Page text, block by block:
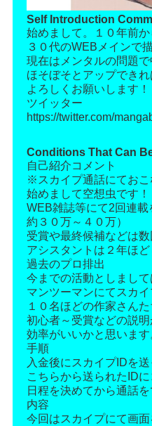
Self Introduction
始めまして。１０年前
３０代のWEBメインで
現在はメンタルの問題
ほそぼそとアップできれ
よろしくお願いします！
ツイッター
https://twitter.com/
Conditions That Can
自己紹介コメント
※スカイプ通話にておこ
始めまして空想虫です！
WEB雑誌等にて2回連
約３０万～４０万）
受賞や最終候補などは数
アシスタントは２年ほど
過去のプロ排出
今までの活動としまして
マンツーマンにてスカ
１０名ほどの作家さん
初心者～受賞などの説
効率がいいかと思います
手順
入金後にスカイプIDを
こちらから送られたID
日程を決めてから通話
内容
今回はスカイプにて画